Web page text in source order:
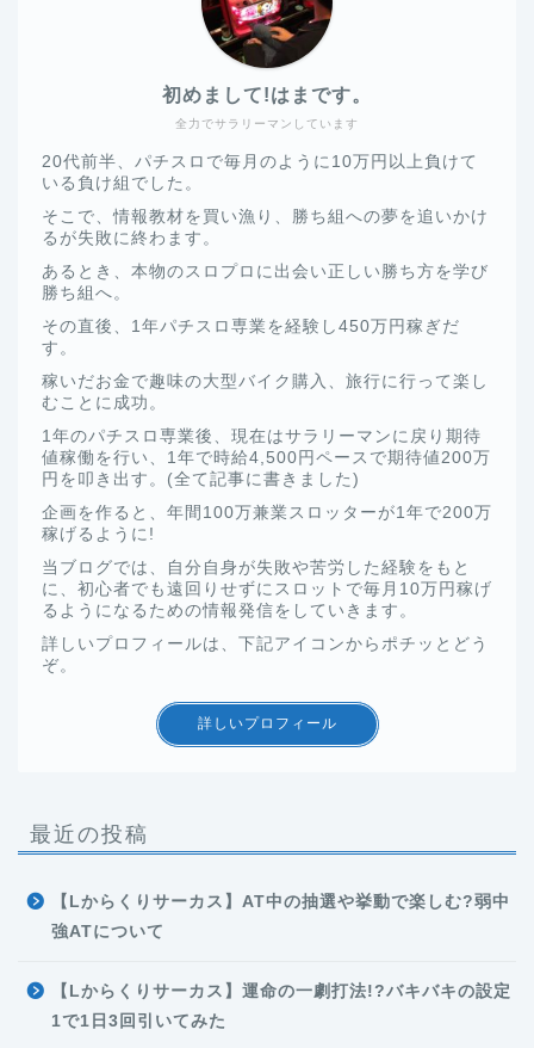
全力でサラリーマンしています
初めまして!はまです。
20代前半、パチスロで毎月のように10万円以上負けて
いる負け組でした。
そこで、情報教材を買い漁り、勝ち組への夢を追いかけ
るが失敗に終わます。
あるとき、本物のスロプロに出会い正しい勝ち方を学び
勝ち組へ。
その直後、1年パチスロ専業を経験し450万円稼ぎだ
す。
稼いだお金で趣味の大型バイク購入、旅行に行って楽し
むことに成功。
1年のパチスロ専業後、現在はサラリーマンに戻り期待
値稼働を行い、1年で時給4,500円ペースで期待値200万
円を叩き出す。(全て記事に書きました)
企画を作ると、年間100万兼業スロッターが1年で200万
稼げるように!
当ブログでは、自分自身が失敗や苦労した経験をもと
に、初心者でも遠回りせずにスロットで毎月10万円稼げ
るようになるための情報発信をしていきます。
詳しいプロフィールは、下記アイコンからポチッとどう
ぞ。
詳しいプロフィール
最近の投稿
【Lからくりサーカス】AT中の抽選や挙動で楽しむ?弱中
強ATについて
【Lからくりサーカス】運命の一劇打法!?バキバキの設定
1で1日3回引いてみた